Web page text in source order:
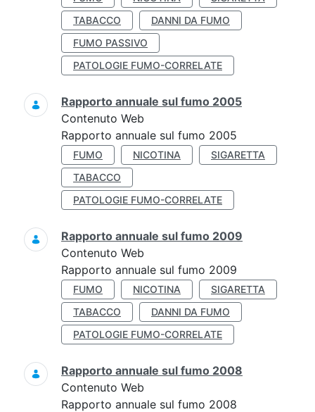
TABACCO
DANNI DA FUMO
FUMO PASSIVO
PATOLOGIE FUMO-CORRELATE
Rapporto annuale sul fumo 2005
Contenuto Web
Rapporto annuale sul fumo 2005
FUMO NICOTINA
SIGARETTA
TABACCO
PATOLOGIE FUMO-CORRELATE
Rapporto annuale sul fumo 2009
Contenuto Web
Rapporto annuale sul fumo 2009
FUMO NICOTINA
SIGARETTA
TABACCO
DANNI DA FUMO
PATOLOGIE FUMO-CORRELATE
Rapporto annuale sul fumo 2008
Contenuto Web
Rapporto annuale sul fumo 2008